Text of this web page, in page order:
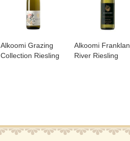
​Alkoomi Grazing
Collection Riesling
​Alkoomi
River Riesling